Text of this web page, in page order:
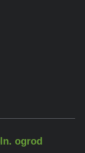
ogrod